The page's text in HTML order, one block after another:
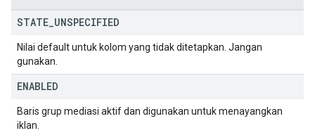
STATE UNSPECIFIED
Nilai default untuk kolom yang tidak ditetapkan. Jangan
gunakan.
ENABLED
Baris grup mediasi aktif dan digunakan untuk menayangkan
iklan.